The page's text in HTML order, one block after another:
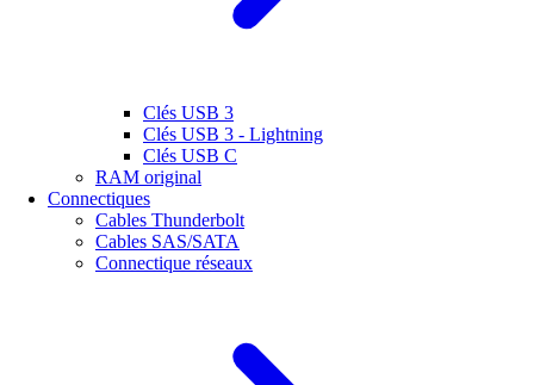
Clés USB 3
Clés USB 3 - Lightning
Clés USB C
RAM original
Connectiques
Cables Thunderbolt
Cables SAS/SATA
Connectique réseaux